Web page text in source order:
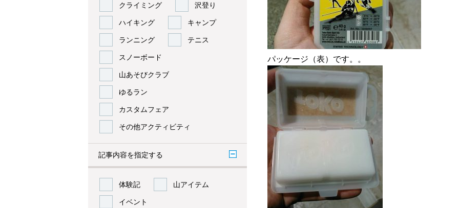
クライミング 沢登り
ハイキング キャンプ
ランニング テニス
スノーボード
山あそびクラブ
ゆるラン
カスタムフェア
その他アクティビティ
記事内容を指定する
体験記 山アイテム
イベント
パッケージ（表）です。。